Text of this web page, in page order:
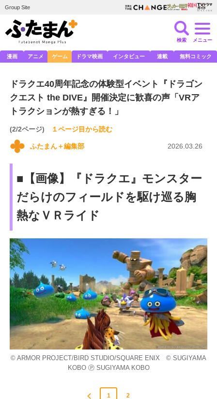
Group Site
検索 メニュー
漫画 アニメ ゲーム ドラマ映画 インタビュー 連載 無料コミック
ドラクエ40周年記念の体験型イベント『ドラゴン
クエスト the DIVE』開催決定に歓喜の声「VRア
トラクションが熱すぎる！」
(2/2ページ) １ページ目から読む
ふたまん＋編集部 2026.03.26
■【画像】『ドラクエ』モンスター
だらけのフィールドを駆け巡る胸
熱なＶＲライド
© ARMOR PROJECT/BIRD STUDIO/SQUARE ENIX © SUGIYAMA
KOBO Ⓟ SUGIYAMA KOBO
1 2